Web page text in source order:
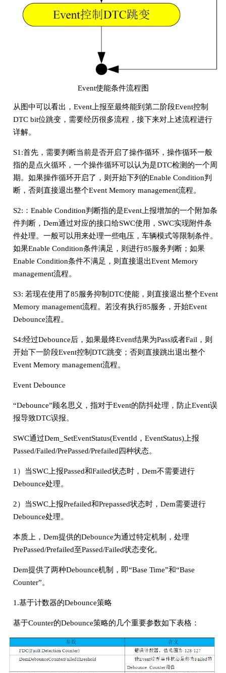
Event使能条件流程图
从图中可以看出，Event上报至最终能到第二阶段Event控制
DTC bit位跳变，需要经历很多流程，接下来对上述流程进行
详解。
S1:首先，需要判断当前是否开启了操作循环，操作循环一般
指的是点火循环，一个操作循环可以认为是DTC检测的一个周
期。如果操作循环开启了，则开始下列的Enable Condition判
断，否则直接退出整个Event Memory management流程。
S2:：Enable Condition判断指的是Event上报增加的一个附加条
件判断，Dem通过对应的接口给SWC使用，SWC实现附件条
件处理。一般可以用来处理一些电压，车辆模式等限制条件。
如果Enable Condition条件满足，则进行85服务判断；如果
Enable Condition条件不满足，则直接退出Event Memory
management流程。
S3: 若现在使用了85服务抑制DTC使能，则直接退出整个Event
Memory management流程。若没有执行85服务，开始Event
Debounce流程。
S4:经过Debounce后，如果最终Event结果为Pass或者Fail，则
开始下一阶段Event控制DTC跳变；否则直接跳出退出整个
Event Memory management流程。
Event Debounce
“Debounce”顾名思义，指对于Event的防抖处理，防止Event误
报导致DTC误报。
SWC通过Dem_SetEventStatus(EventId，EventStatus)上报
Passed/Failed/PrePassed/Prefailed四种状态。
1）当SWC上报Passed和Failed状态时，Dem不需要进行
Debounce处理。
2）当SWC上报Prefailed和Prepassed状态时，Dem需要进行
Debounce处理。
本质上，Dem提供的Debounce为通过特定机制，处理
PrePassed/Prefailed至Passed/Failed状态变化。
Dem提供了两种Debounce机制，即“Base Time”和“Base
Counter”。
1.基于计数器的Debounce策略
基于Counter的Debounce策略的几个重要参数如下表格：